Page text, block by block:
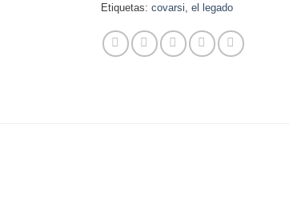
Etiquetas: covarsi el legado